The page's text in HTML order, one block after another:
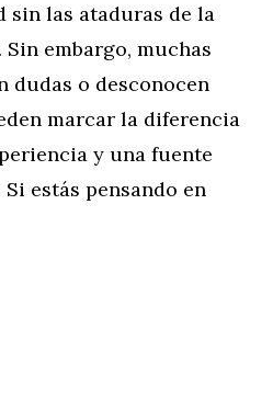
sin las ataduras de la
embargo, muchas
dudas o desconocen
marcar la diferencia
y una fuente
estás pensando en